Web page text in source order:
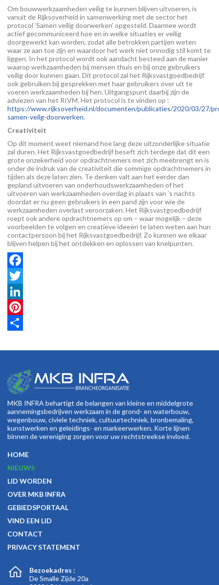
Om bouwwerkzaamheden veilig te kunnen blijven uitvoeren, is
vanuit de Rijksoverheid in samenwerking met de sector het
protocol ‘Samen veilig doorwerken’ opgesteld. Daarmee wordt
actief gecommuniceerd hoe en in welke situaties er veilig
doorgewerkt kan worden, zodat alle betrokken partijen weten
waar ze aan toe zijn en waardoor het werk niet onnodig stil komt te
liggen. In het protocol wordt ook aandacht besteed aan de manier
waarop werkzaamheden bij mensen thuis en bij onze gebruikers
veilig door kunnen gaan. Dit protocol zal het Rijksvastgoedbedrijf
ook gebruiken bij gesprekken met haar gebruikers over uit te
voeren werkzaamheden bij hen. Uitgangspunt daarbij zijn de
adviezen van het RIVM. Het protocol is te vinden op :
https://www.rijksoverheid.nl/documenten/publicaties/2020/03/27/
samen-veilg-doorwerken.
Creativiteit
Op dit moment weet niemand hoe lang deze uitzonderlijke situatie
zal duren. Het Rijksvastgoedbedrijf beseft zich terdege dat dit een
grote onzekerheid voor opdrachtnemers met zich meebrengt en is
onder de indruk van de creativiteit die sommige opdrachtnemers in
tijden als deze laten zien. Te denken valt aan het eerder dan
gepland uitvoeren van onderhoudswerkzaamheden of het
uitvoeren van werkzaamheden overdag in plaats van ’s nachts
doordat er nu geen gebruikers in een pand zijn voor wie de
werkzaamheden overlast veroorzaken. Het Rijksvastgoedbedrijf
roept ook andere opdrachtnemers op om – waar mogelijk – deze
voorbeelden te volgen en creatieve ideeën te laten weten aan hun
contactpersoon bij het Rijksvastgoedbedrijf. Zo kunnen we elkaar
blijven helpen bij het ontdekken en oplossen van knelpunten.
Facebook
Twitter
LinkedIn
Pinterest
MKB INFRA behartigt de belangen van kleine en middelgrote
aannemingsbedrijven werkzaam in de grond- en waterbouw,
wegenbouw, civiele techniek, cultuurtechniek, bronbemaling,
kunstwerken en geleidings- en markeerwerken. Korte lijnen
binnen de vereniging zorgen voor uw rechtstreekse invloed.
HOME
NIEUWS
LID WORDEN
OVER MKB INFRA
GEBIEDSPORTAAL
VIND EEN LID
CONTACT
PRIVACY STATEMENT
Bezoekadres :
De Smalle Zijde 20a